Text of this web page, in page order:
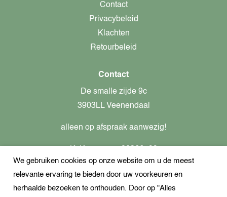
Contact
Privacybeleid
Klachten
Retourbeleid
Contact
De smalle zijde 9c
3903LL Veenendaal
alleen op afspraak aanwezig!
Btw-nummer: nl862437301B01
+31621944547
We gebruiken cookies op onze website om u de meest
relevante ervaring te bieden door uw voorkeuren en
herhaalde bezoeken te onthouden. Door op "Alles